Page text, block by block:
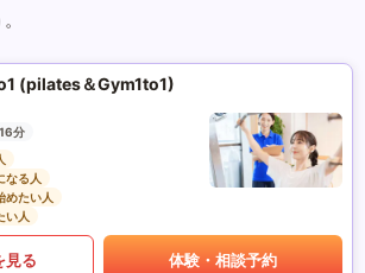
(pilates＆Gym1to1)
分
なる人
めたい人
い人
見る 体験・相談予約